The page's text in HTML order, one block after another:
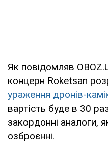
Як повідомляв
концерн Roketsan
ураження дронів-
вартість буде в 30
закордонні аналоги,
озброєнні.